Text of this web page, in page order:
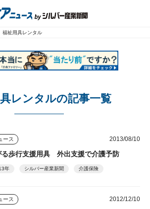
福祉用具レンタル
レンタルの記事一覧
ース 2013/08/10
る歩行支援用具 外出支援で介護予防
年 シルバー産業新聞 介護保険
ース 2012/12/10